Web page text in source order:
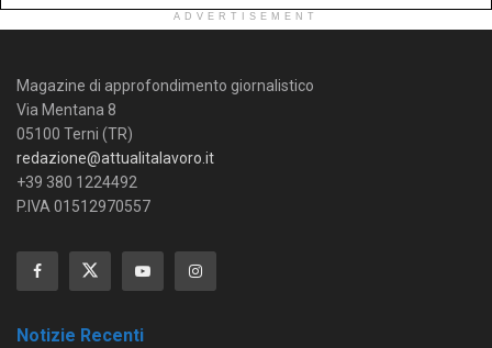
ADVERTISEMENT
Magazine di approfondimento giornalistico
Via Mentana 8
05100 Terni (TR)
redazione@attualitalavoro.it
+39 380 1224492
P.IVA 01512970557
Notizie Recenti